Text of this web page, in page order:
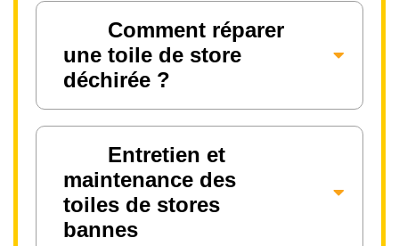
Comment réparer
une toile de store
déchirée ?
Entretien et
maintenance des
toiles de stores
bannes